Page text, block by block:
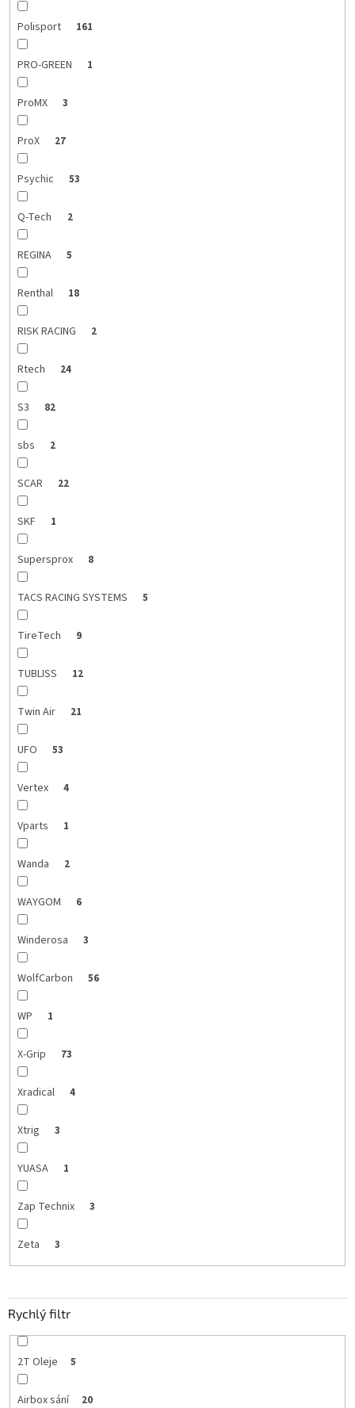
Polisport 161
PRO-GREEN 1
ProMX 3
ProX 27
Psychic 53
Q-Tech 2
REGINA 5
Renthal 18
RISK RACING 2
Rtech 24
S3 82
sbs 2
SCAR 22
SKF 1
Supersprox 8
TACS RACING SYSTEMS 5
TireTech 9
TUBLISS 12
Twin Air 21
UFO 53
Vertex 4
Vparts 1
Wanda 2
WAYGOM 6
Winderosa 3
WolfCarbon 56
WP 1
X-Grip 73
Xradical 4
Xtrig 3
YUASA 1
Zap Technix 3
Zeta 3
Rychlý filtr
2T Oleje 5
Airbox sání 20